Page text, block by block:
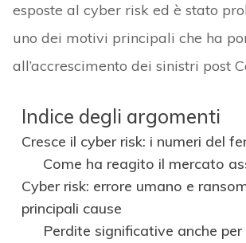
esposte al cyber risk ed è stato
uno dei motivi principali che ha
all’accrescimento dei sinistri post
Indice degli argomenti
Cresce il cyber risk: i numeri del
Come ha reagito il mercato
Cyber risk: errore umano e
principali cause
Perdite significative anche per